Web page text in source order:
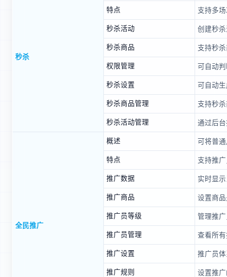
秒杀
特点 支持多
秒杀活动 创建秒
秒杀商品 支持秒
权限管理 可自动
秒杀设置 可自动
秒杀商品管理 支持秒
秒杀活动管理 通过后
全民推广
概述 可将普
特点 支持推
推广数据 实时显
推广商品 设置商
推广员等级 管理推
推广员管理 查看所
推广设置 推广员
推广规则 设置推